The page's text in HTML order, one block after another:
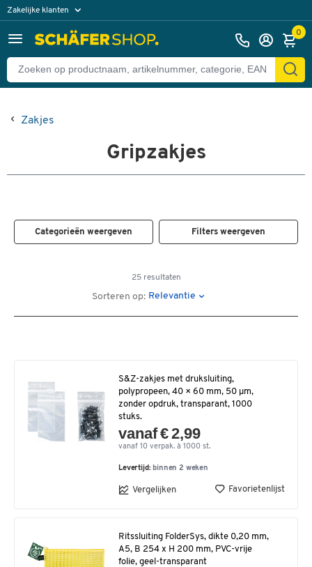
Zakelijke klanten
Particuliere klanten 0
Zakjes
Gripzakjes
Categorieën weergeven Filters weergeven
25 resultaten
Sorteren op: Relevantie
S&Z-zakjes met druksluiting,
polypropeen, 40 × 60 mm, 50 µm,
zonder opdruk, transparant, 1000
stuks.
vanaf € 2,99
vanaf 10 verpak. à 1000 st.
Levertijd: binnen 2 weken
Vergelijken Favorietenlijst
Ritssluiting FolderSys, dikte 0,20 mm,
A5, B 254 x H 200 mm, PVC-vrije
folie, geel-transparant